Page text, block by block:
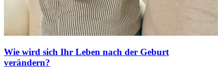
Wie wird sich Ihr Leben nach der Geburt
verändern?